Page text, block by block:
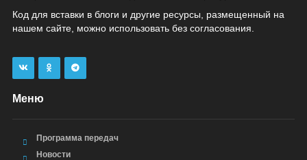
Код для вставки в блоги и другие ресурсы, размещенный на
нашем сайте, можно использовать без согласования.
Меню
Программа передач
Новости